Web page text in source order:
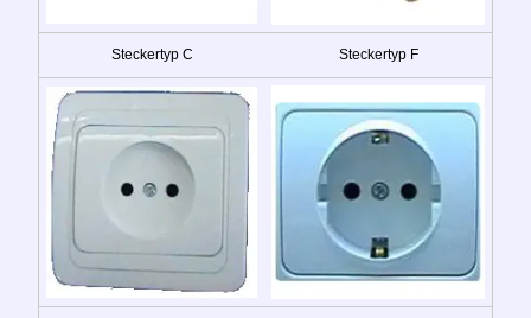
Steckertyp C Steckertyp F